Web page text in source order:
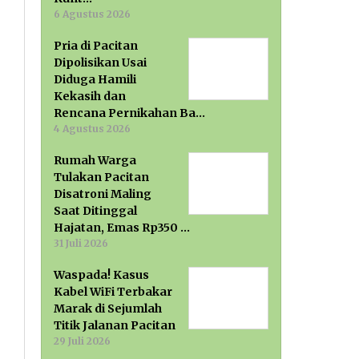
6 Agustus 2026
Pria di Pacitan
Dipolisikan Usai
Diduga Hamili
Kekasih dan
Rencana Pernikahan Ba…
4 Agustus 2026
Rumah Warga
Tulakan Pacitan
Disatroni Maling
Saat Ditinggal
Hajatan, Emas Rp350 …
31 Juli 2026
Waspada! Kasus
Kabel WiFi Terbakar
Marak di Sejumlah
Titik Jalanan Pacitan
29 Juli 2026